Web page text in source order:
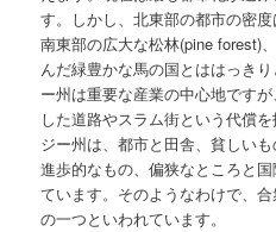
す。しかし、北東部の都市の密度
南東部の広大な松林(pine forest)
んだ緑豊かな馬の国とははっき
ー州は重要な産業の中心地です
した道路やスラム街という代償
ジー州は、都市と田舎、貧しい
進歩的なもの、偏狭なところと
ています。そのようなわけで、
の一つといわれています。